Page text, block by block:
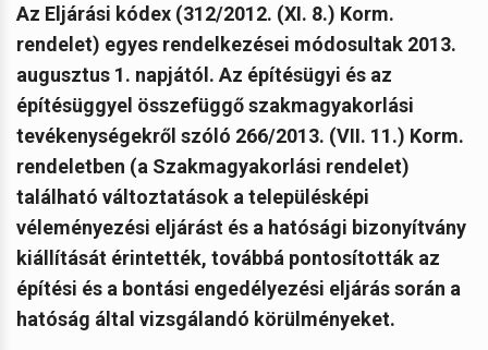
Az Eljárási kódex (312/2012. (XI. 8.) Korm.
rendelet) egyes rendelkezései módosultak 2013.
augusztus 1. napjától. Az építésügyi és az
építésüggyel összefüggő szakmagyakorlási
tevékenységekről szóló 266/2013. (VII. 11.) Korm.
rendeletben (a Szakmagyakorlási rendelet)
található változtatások a településképi
véleményezési eljárást és a hatósági bizonyítvány
kiállítását érintették, továbbá pontosították az
építési és a bontási engedélyezési eljárás során a
hatóság által vizsgálandó körülményeket.